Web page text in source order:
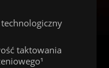
taktowania